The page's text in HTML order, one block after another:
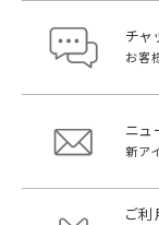
チャ
お客
ニュ
新ア
ご利